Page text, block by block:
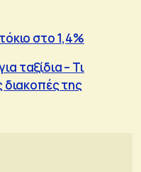
στο 1,4%
ταξίδια – Τι
διακοπές της